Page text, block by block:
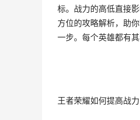
标。战力的高低直接
方位的攻略解析，助
一步。每个英雄都有
王者荣耀如何提高战